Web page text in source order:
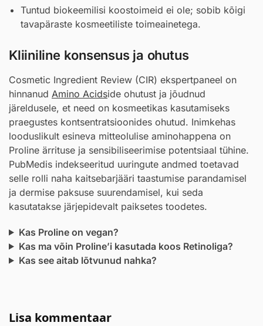
Tuntud biokeemilisi koostoimeid ei ole; sobib kõigi
tavapäraste kosmeetiliste toimeainetega.
Kliiniline konsensus ja ohutus
Cosmetic Ingredient Review (CIR) ekspertpaneel on
hinnanud Amino Acidside ohutust ja jõudnud
järeldusele, et need on kosmeetikas kasutamiseks
praegustes kontsentratsioonides ohutud. Inimkehas
looduslikult esineva mitteolulise aminohappena on
Proline ärrituse ja sensibiliseerimise potentsiaal tühine.
PubMedis indekseeritud uuringute andmed toetavad
selle rolli naha kaitsebarjääri taastumise parandamisel
ja dermise paksuse suurendamisel, kui seda
kasutatakse järjepidevalt paiksetes toodetes.
Kas Proline on vegan?
Kas ma võin Proline’i kasutada koos Retinoliga?
Kas see aitab lõtvunud nahka?
Lisa kommentaar